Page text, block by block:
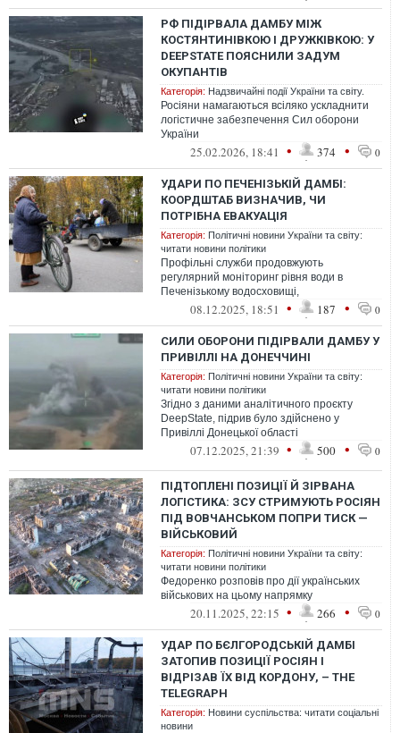
РФ ПІДІРВАЛА ДАМБУ МІЖ
КОСТЯНТИНІВКОЮ І ДРУЖКІВКОЮ: У
DEEPSTATE ПОЯСНИЛИ ЗАДУМ
ОКУПАНТІВ
Категорія: Надзвичайні події України та світу.
Росіяни намагаються всіляко ускладнити
логістичне забезпечення Сил оборони
України
25.02.2026, 18:41 • 374 • 0
УДАРИ ПО ПЕЧЕНІЗЬКІЙ ДАМБІ:
КООРДШТАБ ВИЗНАЧИВ, ЧИ
ПОТРІБНА ЕВАКУАЦІЯ
Категорія: Політичні новини України та світу:
читати новини політики
Профільні служби продовжують
регулярний моніторинг рівня води в
Печенізькому водосховищі,
08.12.2025, 18:51 • 187 • 0
СИЛИ ОБОРОНИ ПІДІРВАЛИ ДАМБУ У
ПРИВІЛЛІ НА ДОНЕЧЧИНІ
Категорія: Політичні новини України та світу:
читати новини політики
Згідно з даними аналітичного проєкту
DeepState, підрив було здійснено у
Привіллі Донецької області
07.12.2025, 21:39 • 500 • 0
ПІДТОПЛЕНІ ПОЗИЦІЇ Й ЗІРВАНА
ЛОГІСТИКА: ЗСУ СТРИМУЮТЬ РОСІЯН
ПІД ВОВЧАНСЬКОМ ПОПРИ ТИСК —
ВІЙСЬКОВИЙ
Категорія: Політичні новини України та світу:
читати новини політики
Федоренко розповів про дії українських
військових на цьому напрямку
20.11.2025, 22:15 • 266 • 0
УДАР ПО БЄЛГОРОДСЬКІЙ ДАМБІ
ЗАТОПИВ ПОЗИЦІЇ РОСІЯН І
ВІДРІЗАВ ЇХ ВІД КОРДОНУ, – THE
TELEGRAPH
Категорія: Новини суспільства: читати соціальні
новини